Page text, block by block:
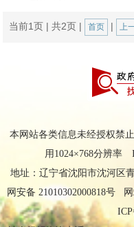
当前1页 | 共2页 | 首页 | 上
本网站各类信息未经授权
用1024×768分辨率
地址：辽宁省沈阳市沈河区
网安备 21010302000818号网